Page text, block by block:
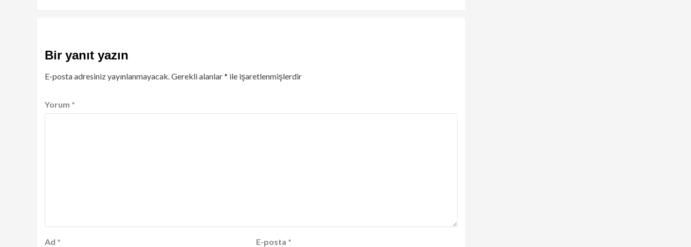
Bir yanıt yazın
E-posta adresiniz yayınlanmayacak.Gerekli alanlar* ile işaretlenmişlerdir
Yorum *
Ad * E-posta *